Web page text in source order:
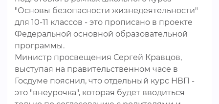
"Основы безопасности жизнедеятельности"
для 10-11 классов - это прописано в проекте
Федеральной основной образовательной
программы.
Министр просвещения Сергей Кравцов,
выступая на правительственном часе в
Госдуме пояснил, что отдельный курс НВП -
это "внеурочка", которая будет вводиться